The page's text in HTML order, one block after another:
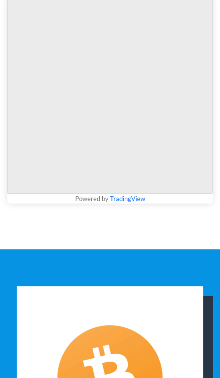
Powered byTradingView